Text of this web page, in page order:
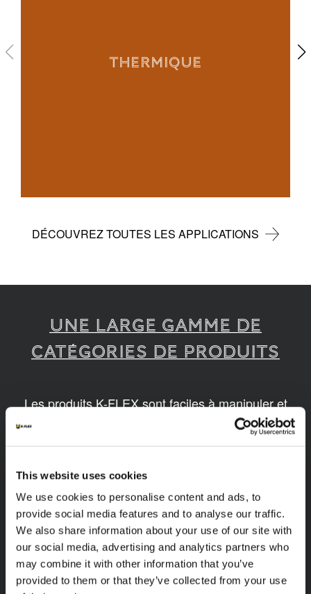
This website uses cookies
We use cookies to personalise content and ads, to
provide social media features and to analyse our traffic.
We also share information about your use of our site with
our social media, advertising and analytics partners who
may combine it with other information that you’ve
provided to them or that they’ve collected from your use
THERMIQUE
DÉCOUVREZ TOUTES LES APPLICATIONS
UNE LARGE GAMME DE
CATÉGORIES DE PRODUITS
Les produits K-FLEX sont faciles à manipuler et
assembler. Nos produits sont disponibles en
différentes dimensions et basés sur des
1/